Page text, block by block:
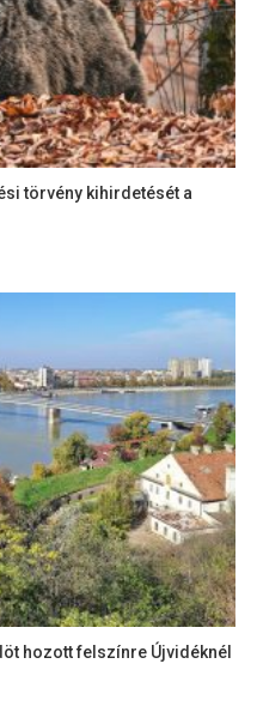
törvény kihirdetését a
hozott felszínre Újvidéknél